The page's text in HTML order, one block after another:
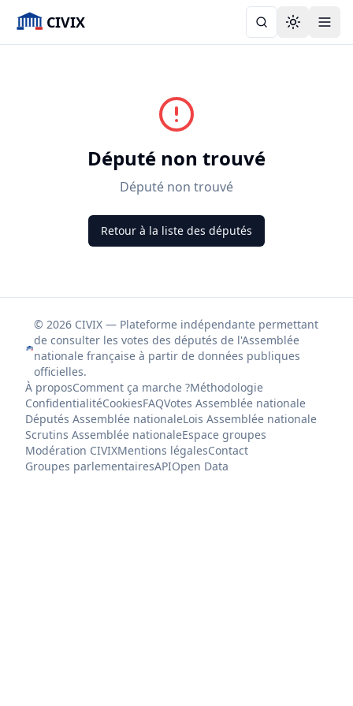
CIVIX Toggle
Député non trouvé
Député non trouvé
Retour à la liste des députés
© 2026 CIVIX — Plateforme indépendante permettant
de consulter les votes des députés de l'Assemblée
nationale française à partir de données publiques
officielles.
À proposComment ça marche ?Méthodologie
ConfidentialitéCookiesFAQVotes Assemblée nationale
Députés Assemblée nationaleLois Assemblée nationale
Scrutins Assemblée nationaleEspace groupes
Modération CIVIXMentions légalesContact
Groupes parlementairesAPIOpen Data